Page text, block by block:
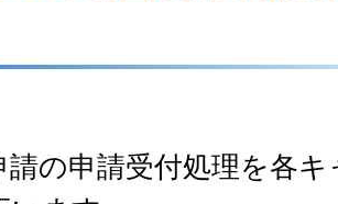
請の申請受付処理を各